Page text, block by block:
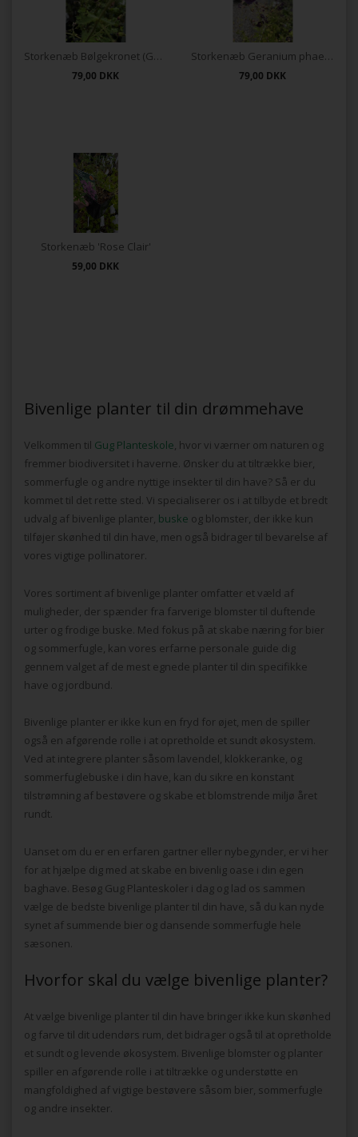
Storkenæb Bølgekronet (Geranium phaeum)
79,00 DKK
Storkenæb Geranium phaeum 'Raven'
79,00 DKK
Storkenæb 'Rose Clair'
59,00 DKK
Bivenlige planter til din drømmehave
Velkommen til Gug Planteskole, hvor vi værner om naturen og
fremmer biodiversitet i haverne. Ønsker du at tiltrække bier,
sommerfugle og andre nyttige insekter til din have? Så er du
kommet til det rette sted. Vi specialiserer os i at tilbyde et bredt
udvalg af bivenlige planter, buske og blomster, der ikke kun
tilføjer skønhed til din have, men også bidrager til bevarelse af
vores vigtige pollinatorer.
Vores sortiment af bivenlige planter omfatter et væld af
muligheder, der spænder fra farverige blomster til duftende
urter og frodige buske. Med fokus på at skabe næring for bier
og sommerfugle, kan vores erfarne personale guide dig
gennem valget af de mest egnede planter til din specifikke
have og jordbund.
Bivenlige planter er ikke kun en fryd for øjet, men de spiller
også en afgørende rolle i at opretholde et sundt økosystem.
Ved at integrere planter såsom lavendel, klokkeranke, og
sommerfuglebuske i din have, kan du sikre en konstant
tilstrømning af bestøvere og skabe et blomstrende miljø året
rundt.
Uanset om du er en erfaren gartner eller nybegynder, er vi her
for at hjælpe dig med at skabe en bivenlig oase i din egen
baghave. Besøg Gug Planteskoler i dag og lad os sammen
vælge de bedste bivenlige planter til din have, så du kan nyde
synet af summende bier og dansende sommerfugle hele
sæsonen.
Hvorfor skal du vælge bivenlige planter?
At vælge bivenlige planter til din have bringer ikke kun skønhed
og farve til dit udendørs rum, det bidrager også til at opretholde
et sundt og levende økosystem. Bivenlige blomster og planter
spiller en afgørende rolle i at tiltrække og understøtte en
mangfoldighed af vigtige bestøvere såsom bier, sommerfugle
og andre insekter.